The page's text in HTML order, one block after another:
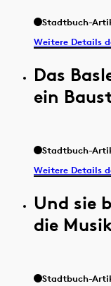
Stadtbuch-
Weitere Details
Das
ein
Stadtbuch-
Weitere Details
Und sie
die
Stadtbuch-